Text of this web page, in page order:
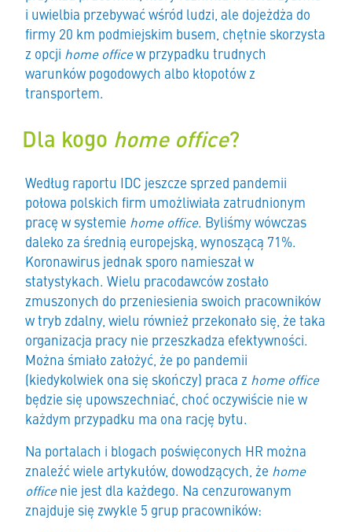
i uwielbia przebywać wśród ludzi, ale dojeżdża do
firmy 20 km podmiejskim busem, chętnie skorzysta
z opcji home officew przypadku trudnych
warunków pogodowych albo kłopotów z
transportem.
Dla kogo home office?
Według raportu IDC jeszcze sprzed pandemii
połowa polskich firm umożliwiała zatrudnionym
pracę w systemie home office. Byliśmy wówczas
daleko za średnią europejską, wynoszącą 71%.
Koronawirus jednak sporo namieszał w
statystykach. Wielu pracodawców zostało
zmuszonych do przeniesienia swoich pracowników
w tryb zdalny, wielu również przekonało się, że taka
organizacja pracy nie przeszkadza efektywności.
Można śmiało założyć, że po pandemii
(kiedykolwiek ona się skończy) praca z home office
będzie się upowszechniać, choć oczywiście nie w
każdym przypadku ma ona rację bytu.
Na portalach i blogach poświęconych HR można
znaleźć wiele artykułów, dowodzących, że home
officenie jest dla każdego. Na cenzurowanym
znajduje się zwykle 5 grup pracowników: